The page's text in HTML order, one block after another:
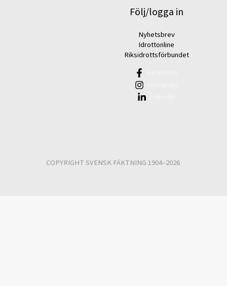
Följ/logga in
Nyhetsbrev
Idrottonline
Riksidrottsförbundet
COPYRIGHT SVENSK FÄKTNING 1904–2026